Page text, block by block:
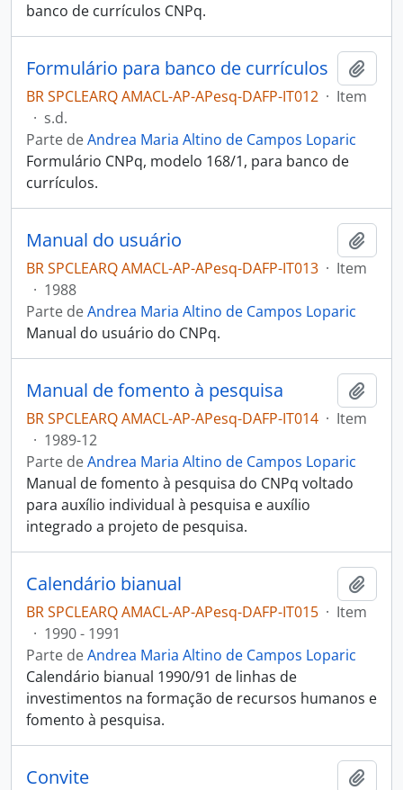
banco de currículos CNPq.
Formulário para banco de currículos
BR SPCLEARQ AMACL-AP-APesq-DAFP-IT012 · Item
· s.d.
Parte deAndrea Maria Altino de Campos Loparic
Formulário CNPq, modelo 168/1, para banco de
currículos.
Manual do usuário
BR SPCLEARQ AMACL-AP-APesq-DAFP-IT013 · Item
· 1988
Parte deAndrea Maria Altino de Campos Loparic
Manual do usuário do CNPq.
Manual de fomento à pesquisa
BR SPCLEARQ AMACL-AP-APesq-DAFP-IT014 · Item
· 1989-12
Parte deAndrea Maria Altino de Campos Loparic
Manual de fomento à pesquisa do CNPq voltado
para auxílio individual à pesquisa e auxílio
integrado a projeto de pesquisa.
Calendário bianual
BR SPCLEARQ AMACL-AP-APesq-DAFP-IT015 · Item
· 1990 - 1991
Parte deAndrea Maria Altino de Campos Loparic
Calendário bianual 1990/91 de linhas de
investimentos na formação de recursos humanos e
fomento à pesquisa.
Convite